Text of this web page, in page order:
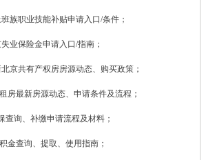
族职业技能补贴申请入口/条件；
失业保险金申请入口/指南；
北京共有产权房房源动态、购买政策；
房最新房源动态、申请条件及流程；
查询、补缴申请流程及材料；
金查询、提取、使用指南；